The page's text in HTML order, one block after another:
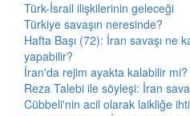
Türk-İsrail ilişkilerinin geleceği
Türkiye savaşın neresinde?
Hafta Başı (72): İran savaşı ne
yapabilir?
İran'da rejim ayakta kalabilir mi?
Reza Talebi ile söyleşi: İran
Cübbeli'nin acil olarak laikliğe